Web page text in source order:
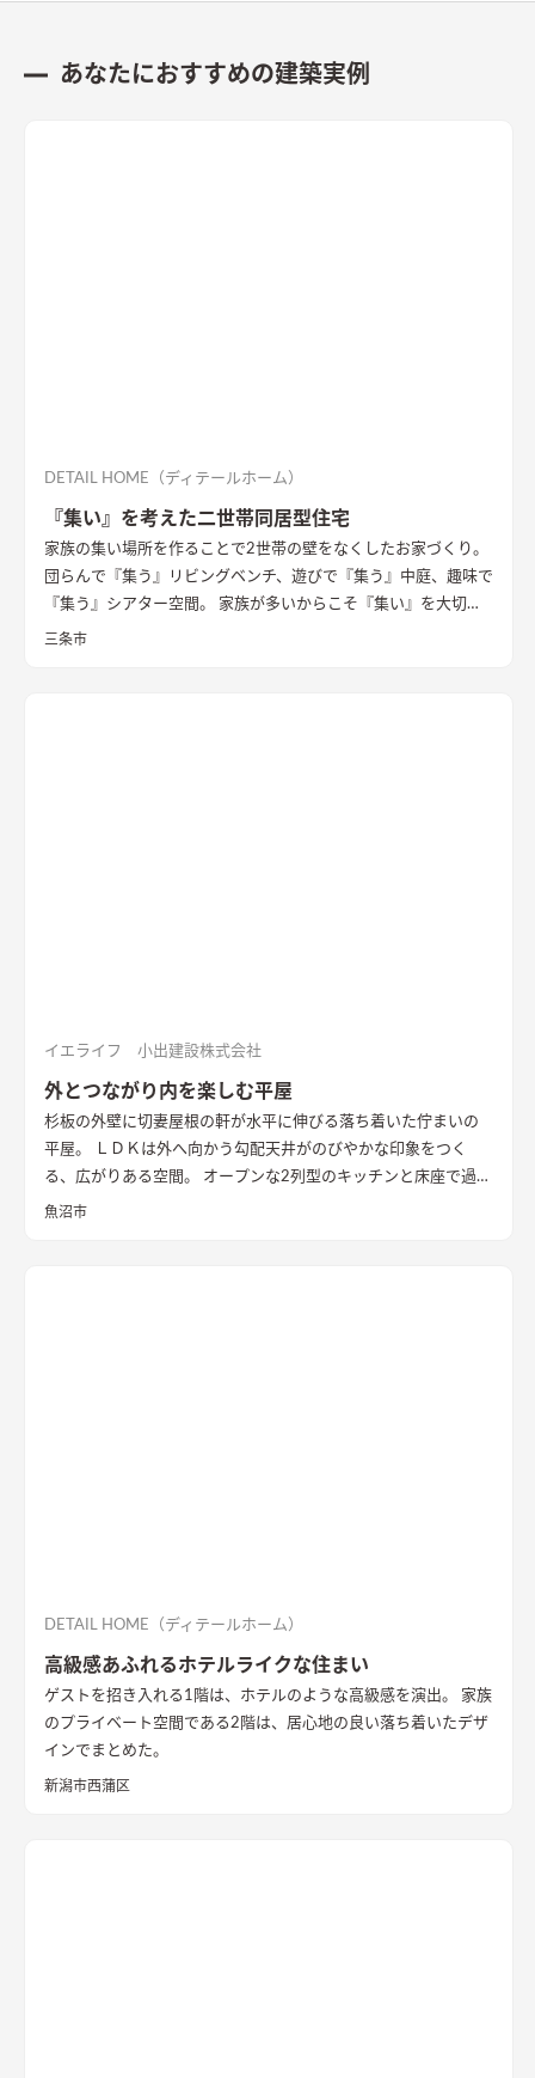
あなたにおすすめの建築実例
DETAIL HOME（ディテールホーム）
『集い』を考えた二世帯同居型住宅
家族の集い場所を作ることで2世帯の壁をなくしたお家づくり。
団らんで『集う』リビングベンチ、遊びで『集う』中庭、趣味で
『集う』シアター空間。 家族が多いからこそ『集い』を大切に
したお家になっています。
三条市
イエライフ 小出建設株式会社
外とつながり内を楽しむ平屋
杉板の外壁に切妻屋根の軒が水平に伸びる落ち着いた佇まいの
平屋。 ＬＤＫは外へ向かう勾配天井がのびやかな印象をつく
る、広がりある空間。 オープンな2列型のキッチンと床座で過ご
す畳敷きのリビングが隣り合い、料理をする時、食事の時、く
魚沼市
DETAIL HOME（ディテールホーム）
高級感あふれるホテルライクな住まい
ゲストを招き入れる1階は、ホテルのような高級感を演出。 家族
のプライベート空間である2階は、居心地の良い落ち着いたデザ
インでまとめた。
新潟市西蒲区